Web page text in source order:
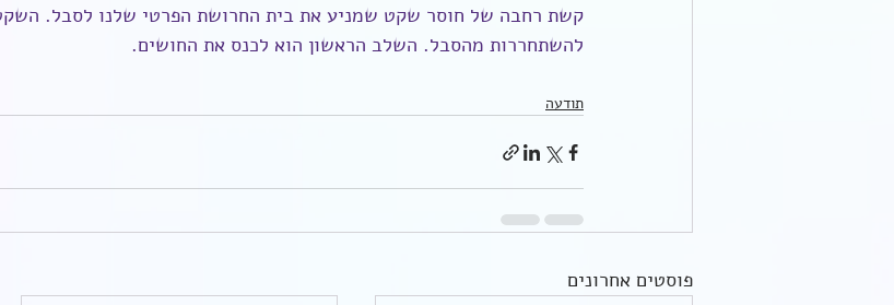
קשת רחבה של חוסר שקט שמניע את בית החרושת הפרטי שלנו לסבל.
להשתחררות מהסבל. השלב הראשון הוא לכנס את החושים.
תודעה
פוסטים אחרונים